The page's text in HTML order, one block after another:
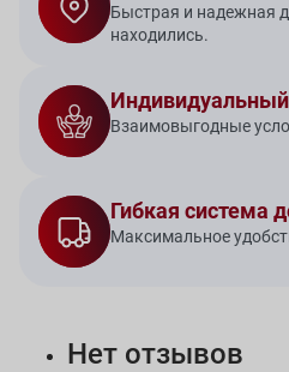
Быстрая и надежная
находились.
Взаимовыгодные
Гибкая система
Максимальное
Нет отзывов